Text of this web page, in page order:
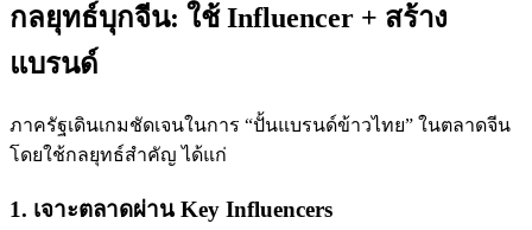
กลยุทธ์บุกจีน: ใช้ Influencer + สร้าง
แบรนด์
ภาครัฐเดินเกมชัดเจนในการ “ปั้นแบรนด์ข้าวไทย” ในตลาดจีน
โดยใช้กลยุทธ์สำคัญ ได้แก่
1. เจาะตลาดผ่าน Key Influencers